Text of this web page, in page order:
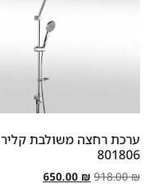
ערכת רחצה משולבת קליר
801806
918.00₪
650.00 ₪